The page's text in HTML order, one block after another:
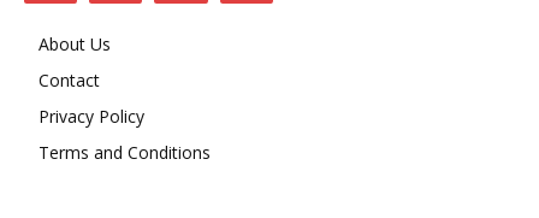
About Us
Contact
Privacy Policy
Terms and Conditions